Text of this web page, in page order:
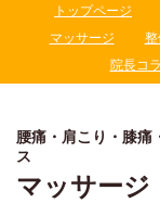
トップページ
マッサージ
整
院長コ
腰痛・肩こり・膝
ス
マッサー